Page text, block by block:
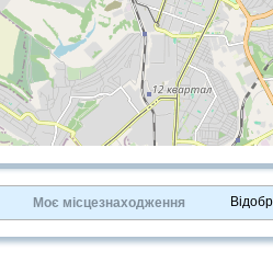
OpenStreetMapcontributors.
»
Моє місцезнаходження